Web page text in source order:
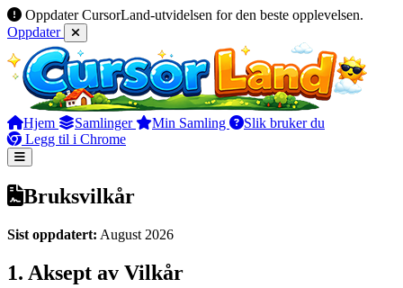
Oppdater CursorLand-utvidelsen for den beste opplevelsen.
Oppdater
Hjem Samlinger Min Samling
Slik bruker du
Legg til i Chrome
Bruksvilkår
Sist oppdatert: August 2026
1. Aksept av Vilkår